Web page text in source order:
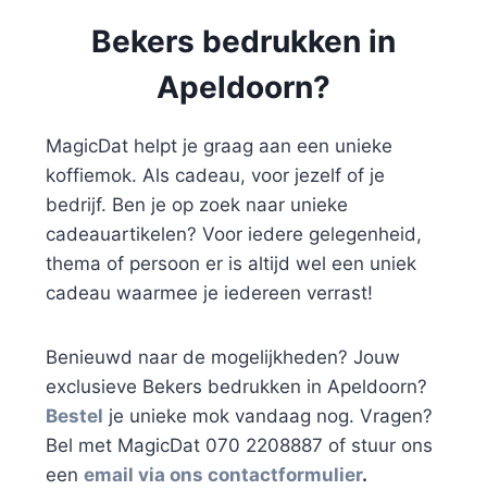
Bekers bedrukken in
Apeldoorn?
MagicDat helpt je graag aan een unieke
koffiemok. Als cadeau, voor jezelf of je
bedrijf. Ben je op zoek naar unieke
cadeauartikelen? Voor iedere gelegenheid,
thema of persoon er is altijd wel een uniek
cadeau waarmee je iedereen verrast!
Benieuwd naar de mogelijkheden? Jouw
exclusieve Bekers bedrukken in Apeldoorn?
Bestel je unieke mok vandaag nog. Vragen?
Bel met MagicDat 070 2208887 of stuur ons
een email via ons contactformulier.